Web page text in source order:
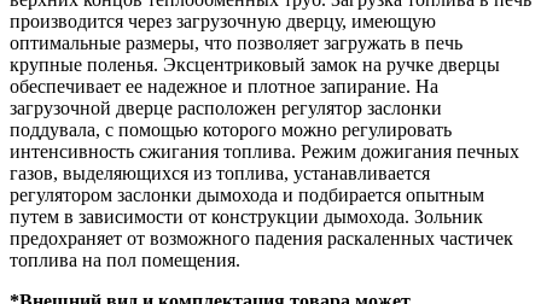
производится через загрузочную дверцу, имеющую
оптимальные размеры, что позволяет загружать в печь
крупные поленья. Эксцентриковый замок на ручке дверцы
обеспечивает ее надежное и плотное запирание. На
загрузочной дверце расположен регулятор заслонки
поддувала, с помощью которого можно регулировать
интенсивность сжигания топлива. Режим дожигания печных
газов, выделяющихся из топлива, устанавливается
регулятором заслонки дымохода и подбирается опытным
путем в зависимости от конструкции дымохода. Зольник
предохраняет от возможного падения раскаленных частичек
топлива на пол помещения.